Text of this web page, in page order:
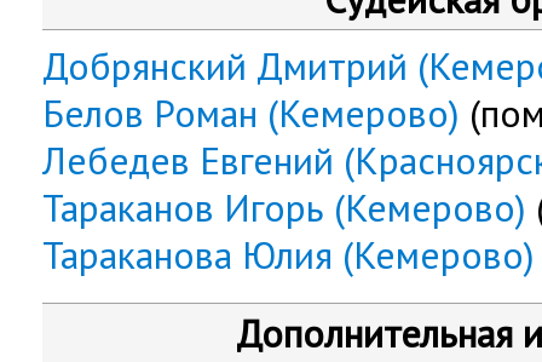
Добрянский Дмитрий
Белов Роман (Кемерово)
Лебедев Евгений
Тараканов Игорь (Кемерово)
Тараканова Юлия (Кемерово)
Дополнительная